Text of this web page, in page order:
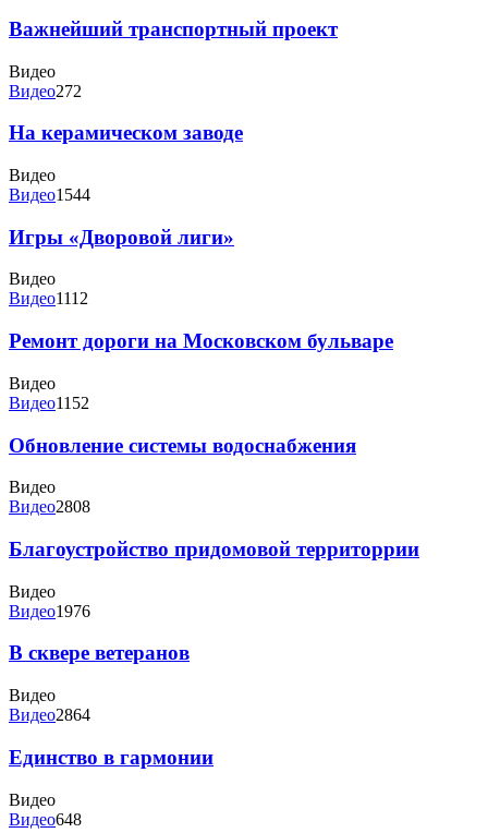
Важнейший транспортный проект
Видео
Видео272
На керамическом заводе
Видео
Видео1544
Игры «Дворовой лиги»
Видео
Видео1112
Ремонт дороги на Московском бульваре
Видео
Видео1152
Обновление системы водоснабжения
Видео
Видео2808
Благоустройство придомовой территоррии
Видео
Видео1976
В сквере ветеранов
Видео
Видео2864
Единство в гармонии
Видео
Видео648